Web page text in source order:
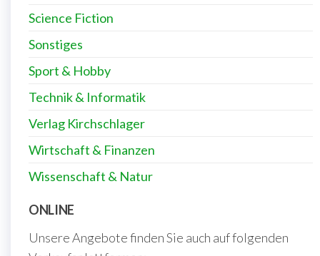
Science Fiction
Sonstiges
Sport & Hobby
Technik & Informatik
Verlag Kirchschlager
Wirtschaft & Finanzen
Wissenschaft & Natur
ONLINE
Unsere Angebote finden Sie auch auf folgenden